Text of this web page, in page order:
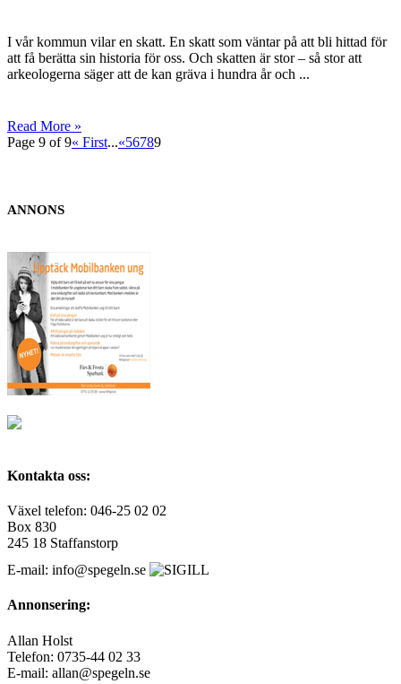
I vår kommun vilar en skatt. En skatt som väntar på att bli hittad för
att få berätta sin historia för oss. Och skatten är stor – så stor att
arkeologerna säger att de kan gräva i hundra år och ...
Read More »
Page 9 of 9« First...«56789
ANNONS
Kontakta oss:
Växel telefon: 046-25 02 02
Box 830
245 18 Staffanstorp
E-mail: info@spegeln.se
Annonsering:
Allan Holst
Telefon: 0735-44 02 33
E-mail: allan@spegeln.se